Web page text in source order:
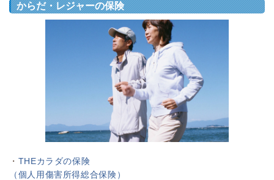
からだ・レジャーの保険
・ THEカラダの保険
（個人用傷害所得総合保険）